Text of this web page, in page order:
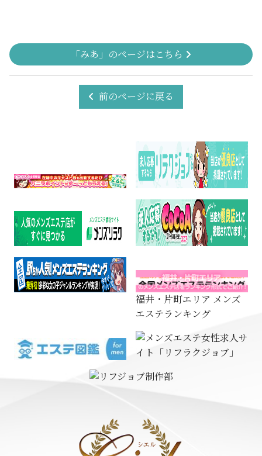
「みあ」のページはこちら
前のページに戻る
福井・片町エリア メンズ
エステランキング